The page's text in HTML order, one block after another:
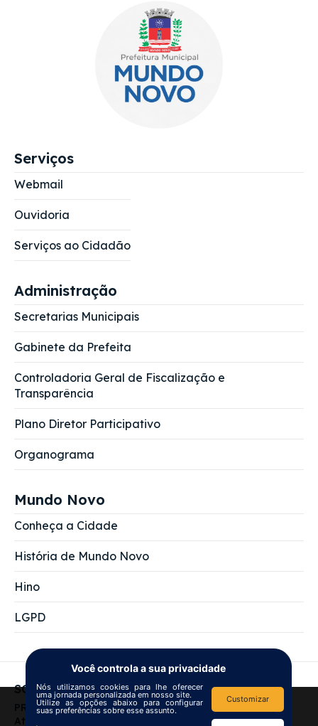
We use cookiesto improve your
Serviços
Webmail
Ouvidoria
Serviços ao Cidadão
Administração
Secretarias Municipais
Gabinete da Prefeita
Controladoria Geral de Fiscalização e
Transparência
Plano Diretor Participativo
Organograma
Mundo Novo
Conheça a Cidade
História de Mundo Novo
Hino
LGPD
SOBRE NÓS
PREFEITURA MUNICIPAL DE MUNDO NOVO
Atendimento das 7:00 às 13:00
Você controla a sua privacidade
Nós utilizamos cookies para lhe oferecer
uma jornada personalizada em nosso site.
Utilize as opções abaixo para configurar
suas preferências sobre esse assunto.
Customizar